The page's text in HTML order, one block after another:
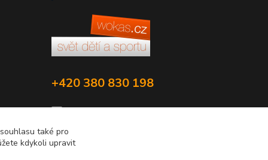
+420 380 830 198
wokas.online@yahoo.cz
také pro
kdykoli upravit